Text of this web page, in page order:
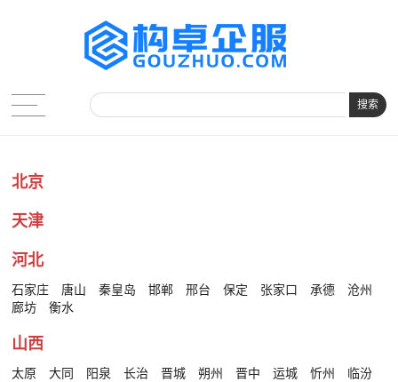
搜索
北京
天津
河北
石家庄 唐山 秦皇岛 邯郸 邢台 保定 张家口 承德
沧州
廊坊
衡水
山西
太原 大同 阳泉 长治 晋城 朔州 晋中 运城 忻州
临汾